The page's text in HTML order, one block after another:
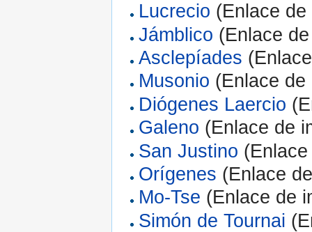
Lucrecio (Enlace
Jámblico (Enlace
Asclepíades
Musonio (Enlace
Diógenes Laercio
Galeno (Enlace de
San Justino
Orígenes (Enlace
Mo-Tse (Enlace de
Simón de Tournai